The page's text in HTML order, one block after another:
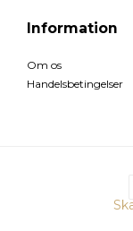
Information
Om os
Handelsbetingelser